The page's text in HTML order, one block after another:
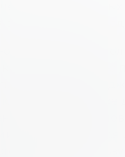
цены базовых
временного
опционы при
позицию
для
на одном рынке
действия
на снижающейся
часто